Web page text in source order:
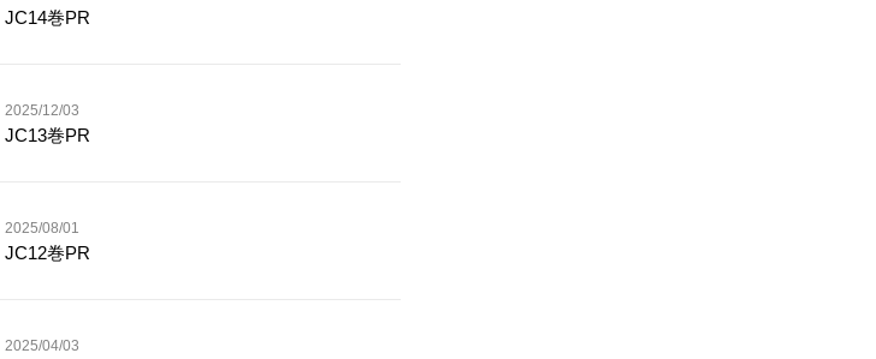
JC14巻PR
2025/12/03
JC13巻PR
2025/08/01
JC12巻PR
2025/04/03